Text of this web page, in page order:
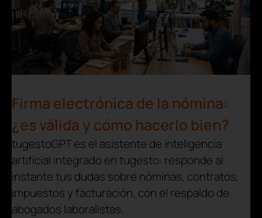
Firma electrónica de la nómina:
¿es válida y cómo hacerlo bien?
tugestoGPT es el asistente de inteligencia
artificial integrado en tugesto: responde al
instante tus dudas sobre nóminas, contratos,
impuestos y facturación, con el respaldo de
abogados laboralistas.